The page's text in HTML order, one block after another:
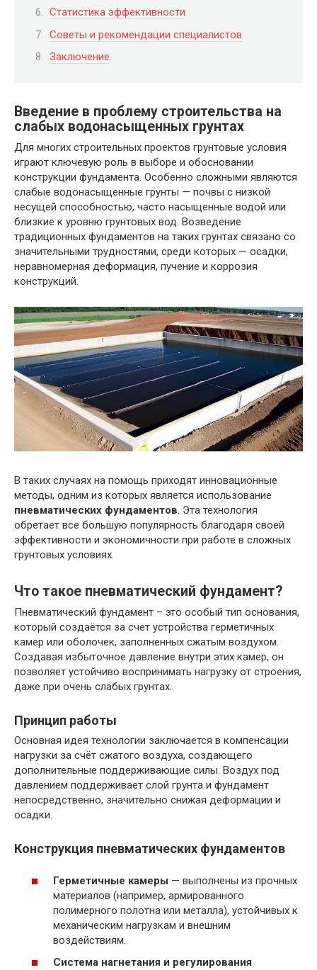
Статистика эффективности
Советы и рекомендации специалистов
Заключение
Введение в проблему строительства на
слабых водонасыщенных грунтах
Для многих строительных проектов грунтовые условия
играют ключевую роль в выборе и обосновании
конструкции фундамента. Особенно сложными являются
слабые водонасыщенные грунты — почвы с низкой
несущей способностью, часто насыщенные водой или
близкие к уровню грунтовых вод. Возведение
традиционных фундаментов на таких грунтах связано со
значительными трудностями, среди которых — осадки,
неравномерная деформация, пучение и коррозия
конструкций.
В таких случаях на помощь приходят инновационные
методы, одним из которых является использование
пневматических фундаментов. Эта технология
обретает все большую популярность благодаря своей
эффективности и экономичности при работе в сложных
грунтовых условиях.
Что такое пневматический фундамент?
Пневматический фундамент – это особый тип основания,
который создаётся за счет устройства герметичных
камер или оболочек, заполненных сжатым воздухом.
Создавая избыточное давление внутри этих камер, он
позволяет устойчиво воспринимать нагрузку от строения,
даже при очень слабых грунтах.
Принцип работы
Основная идея технологии заключается в компенсации
нагрузки за счёт сжатого воздуха, создающего
дополнительные поддерживающие силы. Воздух под
давлением поддерживает слой грунта и фундамент
непосредственно, значительно снижая деформации и
осадки.
Конструкция пневматических фундаментов
Герметичные камеры — выполнены из прочных
материалов (например, армированного
полимерного полотна или металла), устойчивых к
механическим нагрузкам и внешним
воздействиям.
Система нагнетания и регулирования